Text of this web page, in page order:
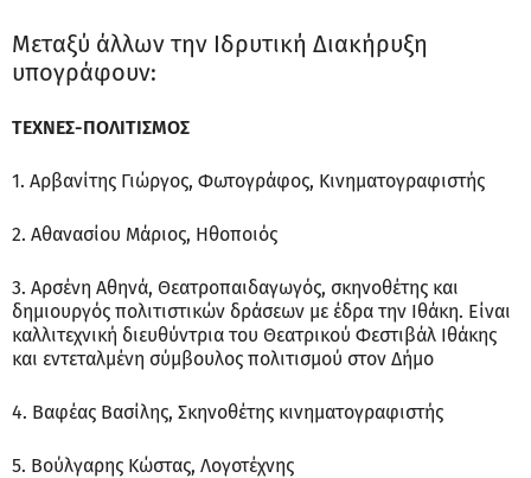
Μεταξύ άλλων την Ιδρυτική Διακήρυξη
υπογράφουν:
ΤΕΧΝΕΣ-ΠΟΛΙΤΙΣΜΟΣ
1. Aρβανίτης Γιώργος, Φωτογράφος, Κινηματογραφιστής
2. Αθανασίου Μάριος, Ηθοποιός
3. Αρσένη Αθηνά, Θεατροπαιδαγωγός, σκηνοθέτης και
δημιουργός πολιτιστικών δράσεων με έδρα την Ιθάκη. Είναι
καλλιτεχνική διευθύντρια του Θεατρικού Φεστιβάλ Ιθάκης
και εντεταλμένη σύμβουλος πολιτισμού στον Δήμο
4. Βαφέας Βασίλης, Σκηνοθέτης κινηματογραφιστής
5. Βούλγαρης Κώστας, Λογοτέχνης